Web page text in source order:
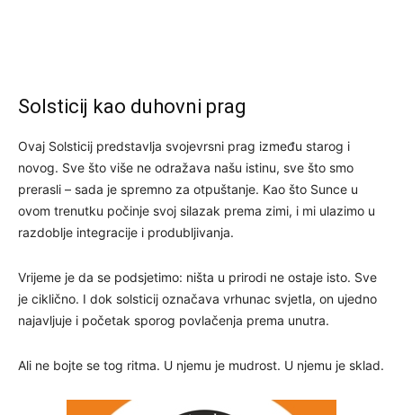
Solsticij kao duhovni prag
Ovaj Solsticij predstavlja svojevrsni prag između starog i
novog. Sve što više ne odražava našu istinu, sve što smo
prerasli – sada je spremno za otpuštanje. Kao što Sunce u
ovom trenutku počinje svoj silazak prema zimi, i mi ulazimo u
razdoblje integracije i produbljivanja.
Vrijeme je da se podsjetimo: ništa u prirodi ne ostaje isto. Sve
je ciklično. I dok solsticij označava vrhunac svjetla, on ujedno
najavljuje i početak sporog povlačenja prema unutra.
Ali ne bojte se tog ritma. U njemu je mudrost. U njemu je sklad.